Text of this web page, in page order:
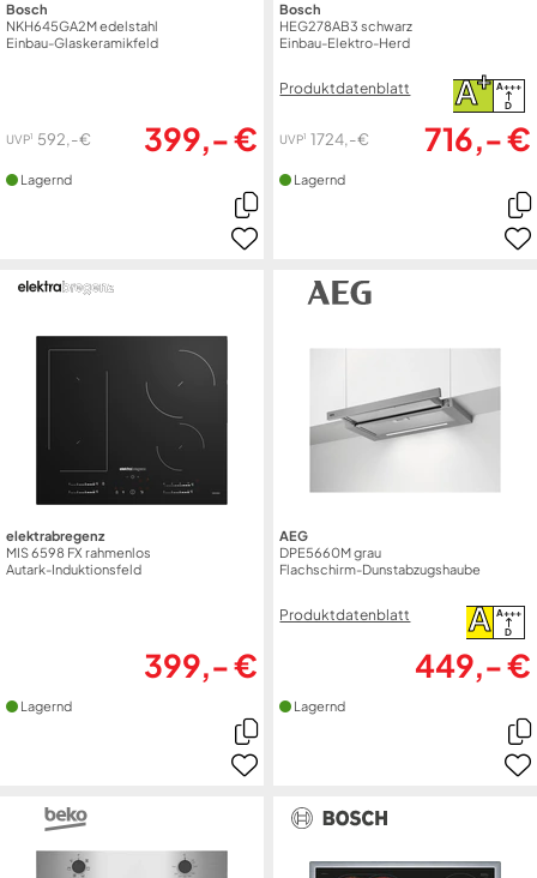
Bosch
NKH645GA2M edelstahl
Einbau-Glaskeramikfeld
UVP1 592,- € 399,- €
Lagernd
Bosch
HEG278AB3 schwarz
Einbau-Elektro-Herd
Produktdatenblatt
A+++
D
A+
UVP1 1724,- € 716,- €
Lagernd
elektrabregenz
MIS 6598 FX rahmenlos
Autark-Induktionsfeld
399,- €
Lagernd
AEG
DPE5660M grau
Flachschirm-Dunstabzugshaube
Produktdatenblatt
A+++
D
A
449,- €
Lagernd